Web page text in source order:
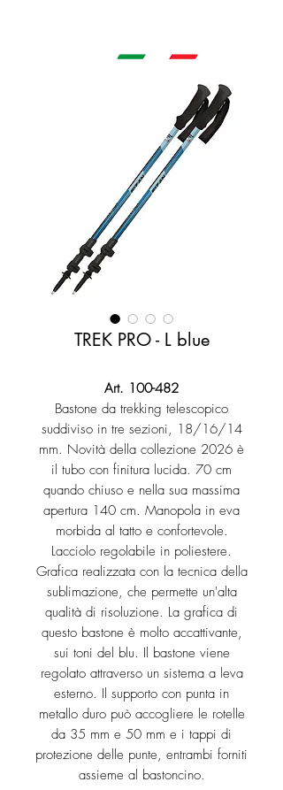
TREK PRO - L blue
Art. 100-482
Bastone da trekking telescopico
suddiviso in tre sezioni, 18/16/14
mm. Novità della collezione 2026 è
il tubo con finitura lucida. 70 cm
quando chiuso e nella sua massima
apertura 140 cm. Manopola in eva
morbida al tatto e confortevole.
Lacciolo regolabile in poliestere.
Grafica realizzata con la tecnica della
sublimazione, che permette un'alta
qualità di risoluzione. La grafica di
questo bastone è molto accattivante,
sui toni del blu. Il bastone viene
regolato attraverso un sistema a leva
esterno. Il supporto con punta in
metallo duro può accogliere le rotelle
da 35 mm e 50 mm e i tappi di
protezione delle punte, entrambi forniti
assieme al bastoncino.